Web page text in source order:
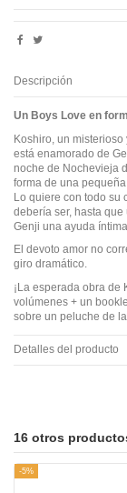
Descripción
Un Boys Love en
Koshiro, un
está enamorado de
noche de Nochevieja
forma de una
Lo quiere con todo su
debería ser, hasta
Genji una ayuda
El devoto amor no
giro dramático.
¡La esperada obra de
volúmenes + un
sobre un peluche de
Detalles del producto
16 otros
-5%